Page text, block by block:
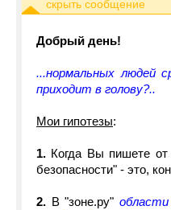
Добрый день!
...нормальных людей
приходит в голову?..
Мои гипотезы:
1. Когда Вы пишете от
безопасности" - это,
2. В "зоне.ру"